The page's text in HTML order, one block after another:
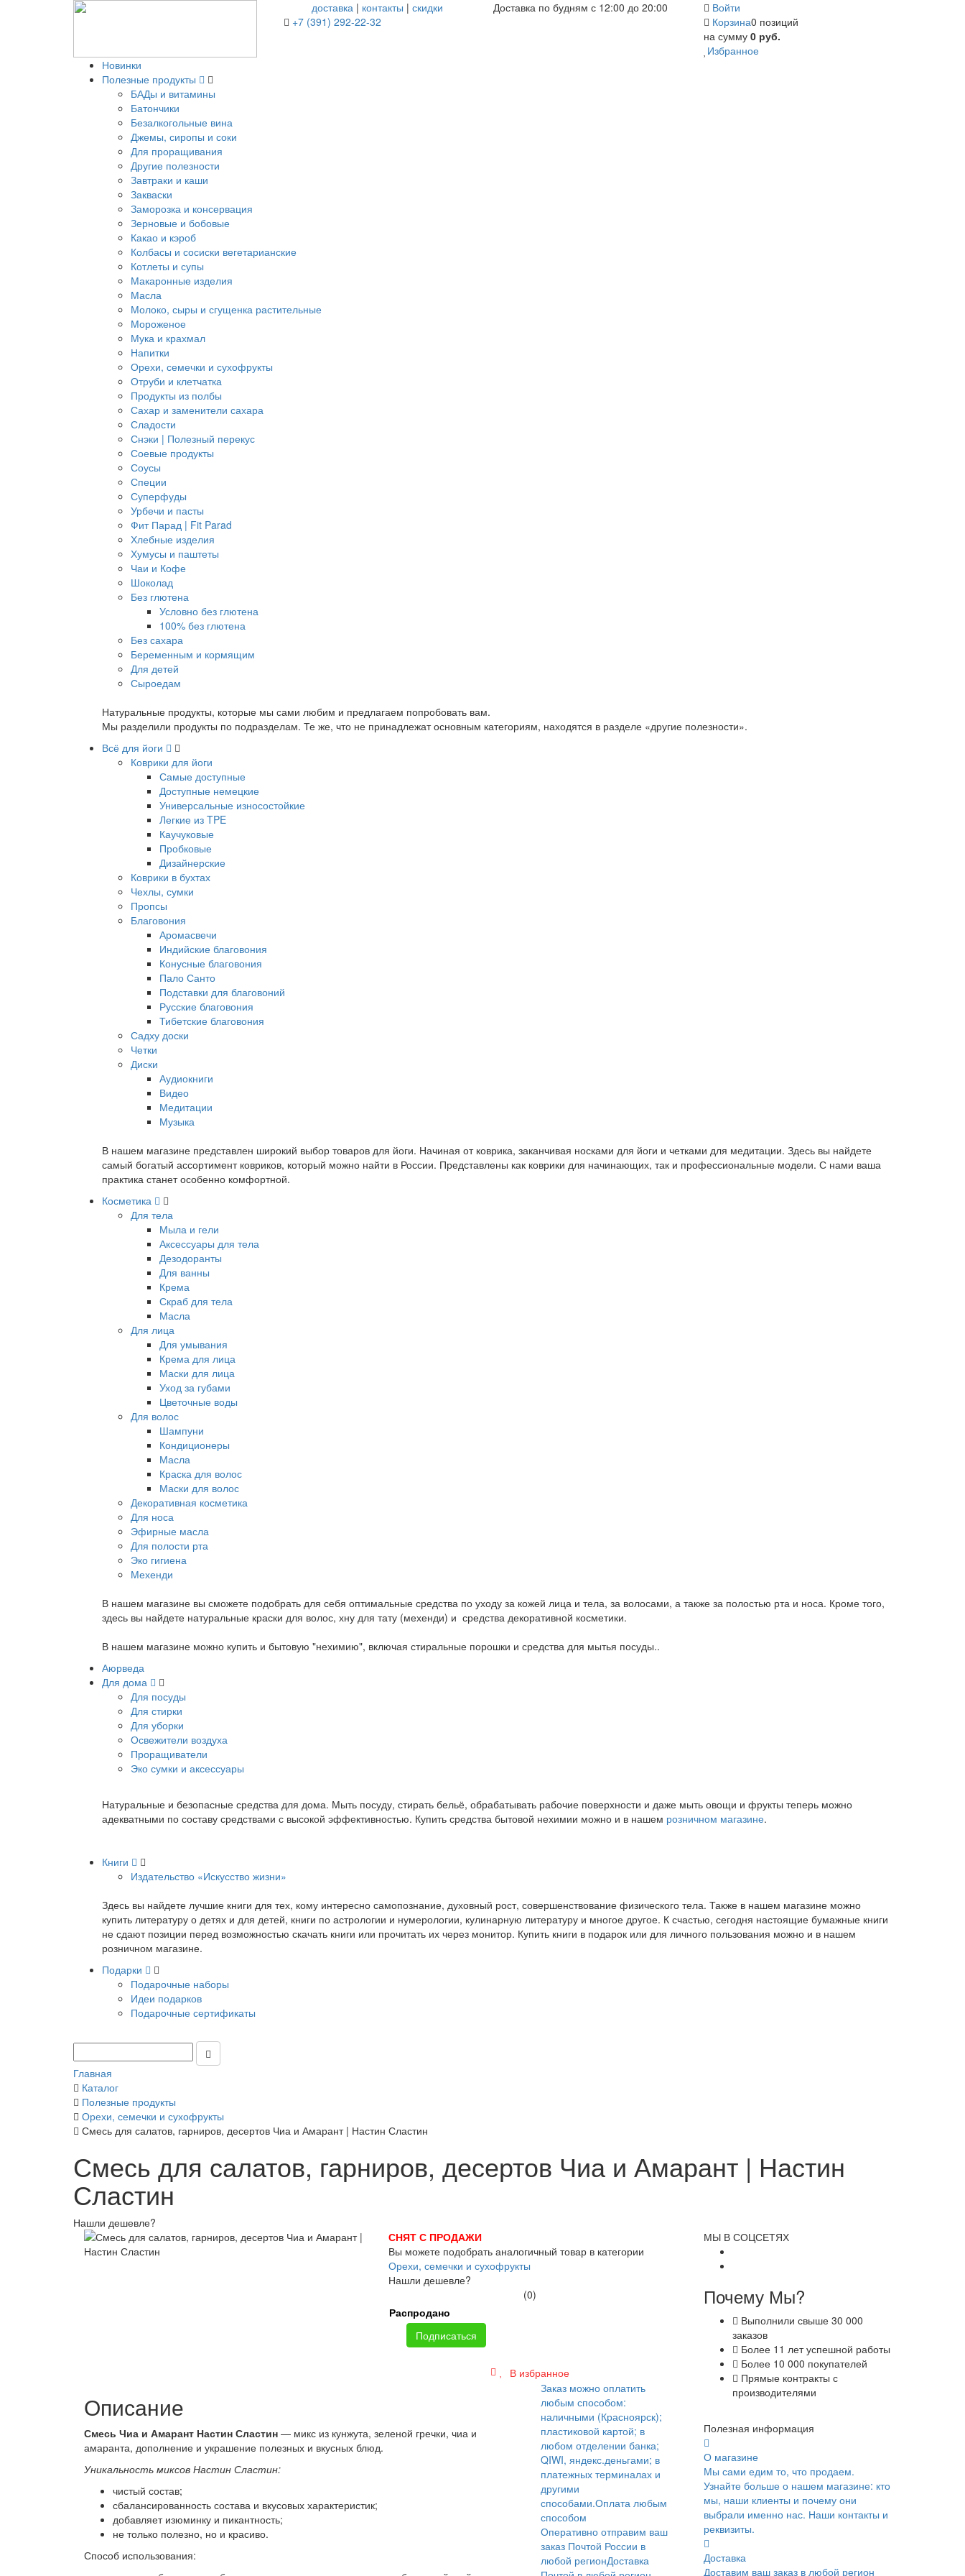
доставка | контакты |скидки
+7 (391) 292-22-32
Доставка по будням с 12:00 до 20:00
Войти
Корзина0 позиций
на сумму 0 руб.
Избранное
Новинки
Полезные продукты
БАДы и витамины
Батончики
Безалкогольные вина
Джемы, сиропы и соки
Для проращивания
Другие полезности
Завтраки и каши
Закваски
Заморозка и консервация
Зерновые и бобовые
Какао и кэроб
Колбасы и сосиски вегетарианские
Котлеты и супы
Макаронные изделия
Масла
Молоко, сыры и сгущенка растительные
Мороженое
Мука и крахмал
Напитки
Орехи, семечки и сухофрукты
Отруби и клетчатка
Продукты из полбы
Сахар и заменители сахара
Сладости
Снэки | Полезный перекус
Соевые продукты
Соусы
Специи
Суперфуды
Урбечи и пасты
Фит Парад | Fit Parad
Хлебные изделия
Хумусы и паштеты
Чаи и Кофе
Шоколад
Без глютена
Условно без глютена
100% без глютена
Без сахара
Беременным и кормящим
Для детей
Сыроедам
Натуральные продукты, которые мы сами любим и предлагаем попробовать вам.
Мы разделили продукты по подразделам. Те же, что не принадлежат основным категориям, находятся в разделе «другие полезности».
Всё для йоги
Коврики для йоги
Самые доступные
Доступные немецкие
Универсальные износостойкие
Легкие из TPE
Каучуковые
Пробковые
Дизайнерские
Коврики в бухтах
Чехлы, сумки
Пропсы
Благовония
Аромасвечи
Индийские благовония
Конусные благовония
Пало Санто
Подставки для благовоний
Русские благовония
Тибетские благовония
Садху доски
Четки
Диски
Аудиокниги
Видео
Медитации
Музыка
В нашем магазине представлен широкий выбор товаров для йоги. Начиная от коврика, заканчивая носками для йоги и четками для медитации. Здесь вы найдете
самый богатый ассортимент ковриков, который можно найти в России. Представлены как коврики для начинающих, так и профессиональные модели. С нами ваша
практика станет особенно комфортной.
Косметика
Для тела
Мыла и гели
Аксессуары для тела
Дезодоранты
Для ванны
Крема
Скраб для тела
Масла
Для лица
Для умывания
Крема для лица
Маски для лица
Уход за губами
Цветочные воды
Для волос
Шампуни
Кондиционеры
Масла
Краска для волос
Маски для волос
Декоративная косметика
Для носа
Эфирные масла
Для полости рта
Эко гигиена
Мехенди
В нашем магазине вы сможете подобрать для себя оптимальные средства по уходу за кожей лица и тела, за волосами, а также за полостью рта и носа. Кроме того,
здесь вы найдете натуральные краски для волос, хну для тату (мехенди) и средства декоративной косметики.
В нашем магазине можно купить и бытовую "нехимию", включая стиральные порошки и средства для мытья посуды..
Аюрведа
Для дома
Для посуды
Для стирки
Для уборки
Освежители воздуха
Проращиватели
Эко сумки и аксессуары
Натуральные и безопасные средства для дома. Мыть посуду, стирать бельё, обрабатывать рабочие поверхности и даже мыть овощи и фрукты теперь можно
адекватными по составу средствами с высокой эффективностью. Купить средства бытовой нехимии можно и в нашем розничном магазине.
Книги
Издательство «Искусство жизни»
Здесь вы найдете лучшие книги для тех, кому интересно самопознание, духовный рост, совершенствование физического тела. Также в нашем магазине можно
купить литературу о детях и для детей, книги по астрологии и нумерологии, кулинарную литературу и многое другое. К счастью, сегодня настоящие бумажные книги
не сдают позиции перед возможностью скачать книги или прочитать их через монитор. Купить книги в подарок или для личного пользования можно и в нашем
розничном магазине.
Подарки
Подарочные наборы
Идеи подарков
Подарочные сертификаты
Главная
Каталог
Полезные продукты
Орехи, семечки и сухофрукты
Смесь для салатов, гарниров, десертов Чиа и Амарант | Настин Сластин
Смесь для салатов, гарниров, десертов Чиа и Амарант | Настин
Сластин
Нашли дешевле?
СНЯТ С ПРОДАЖИ
Вы можете подобрать аналогичный товар в категории
Орехи, семечки и сухофрукты
Нашли дешевле?
(0)
Распродано
Подписаться
В избранное
Описание
Смесь Чиа и Амарант Настин Сластин — микс из кунжута, зеленой гречки, чиа и
амаранта, дополнение и украшение полезных и вкусных блюд.
Уникальность миксов Настин Сластин:
чистый состав;
сбалансированность состава и вкусовых характеристик;
добавляет изюминку и пикантность;
не только полезно, но и красиво.
Способ использования:
Заказ можно оплатить
любым способом:
наличными (Красноярск);
пластиковой картой; в
любом отделении банка;
QIWI, яндекс.деньгами; в
платежных терминалах и
другими
способами.Оплата любым
способом
Оперативно отправим ваш
заказ Почтой России в
любой регионДоставка
МЫ В СОЦСЕТЯХ
Почему Мы?
Выполнили свыше 30 000
заказов
Более 11 лет успешной работы
Более 10 000 покупателей
Прямые контракты с
производителями
Полезная информация
О магазине
Мы сами едим то, что продаем.
Узнайте больше о нашем магазине: кто
мы, наши клиенты и почему они
выбрали именно нас. Наши контакты и
реквизиты.
Доставка
Доставим ваш заказ в любой регион